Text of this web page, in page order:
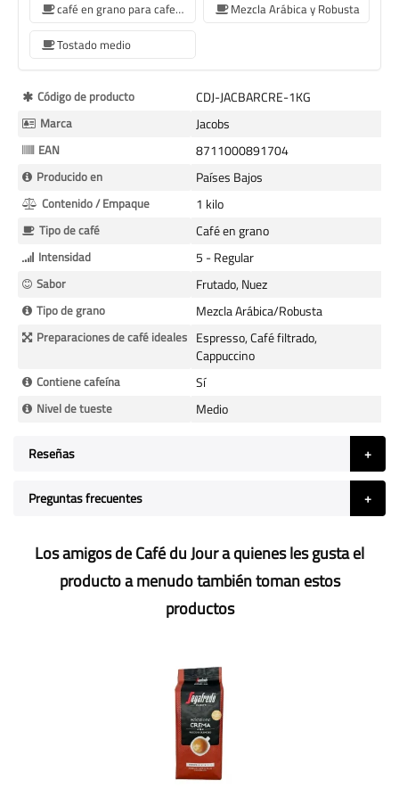
café en grano para cafetera Siemens
Mezcla Arábica y Robusta
Tostado medio
Más
Información
Código de producto CDJ-JACBARCRE-1KG
Marca Jacobs
EAN 8711000891704
Producido en Países Bajos
Contenido / Empaque 1 kilo
Tipo de café Café en grano
Intensidad 5 - Regular
Sabor Frutado, Nuez
Tipo de grano Mezcla Arábica/Robusta
Preparaciones de café ideales Espresso, Café filtrado,
Cappuccino
Contiene cafeína Sí
Nivel de tueste Medio
Reseñas
Preguntas frecuentes
Los amigos de Café du Jour a quienes les gusta el
producto a menudo también toman estos
productos